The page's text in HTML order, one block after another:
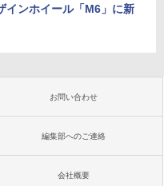
インホイール「M6」に新
お問い合わせ
編集部へのご連絡
会社概要